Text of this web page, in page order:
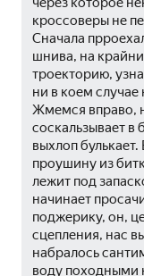
кроссоверы не
Сначала
шнива, на
троекторию,
ни в коем случае
Жмемся вправо,
соскальзывает в
выхлоп
проушину из
лежит под
начинает
поджерику, он,
сцепления, нас
набралось
воду походными